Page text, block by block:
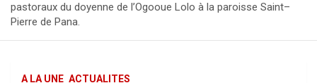
pastoraux du doyenne de l’Ogooue Lolo à la paroisse Saint–
Pierre de Pana.
A LA UNE ACTUALITES